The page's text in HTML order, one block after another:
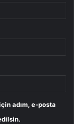
adım, e-posta